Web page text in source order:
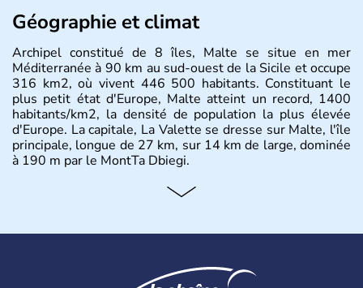
Géographie et climat
Archipel constitué de 8 îles, Malte se situe en mer
Méditerranée à 90 km au sud-ouest de la Sicile et occupe
316 km2, où vivent 446 500 habitants. Constituant le
plus petit état d'Europe, Malte atteint un record, 1400
habitants/km2, la densité de population la plus élevée
d'Europe. La capitale, La Valette se dresse sur Malte, l'île
principale, longue de 27 km, sur 14 km de large, dominée
à 190 m par le MontTa Dbiegi.
Histoire et administration
Méditerranée à 90 km au sud-ouest de la Sicile. La
longue de 27 km sur 14 km de large, dominée à 190m